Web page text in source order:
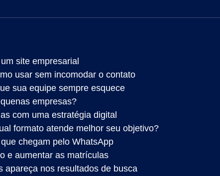
site empresarial
usar sem incomodar o contato
sua equipe sempre esquece
empresas?
com uma estratégia digital
formato atende melhor seu objetivo?
chegam pelo WhatsApp
e aumentar as matrículas
apareça nos resultados de busca